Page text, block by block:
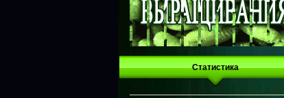
Статистика